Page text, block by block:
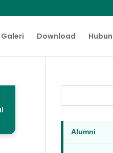
Galeri Download
Alumni